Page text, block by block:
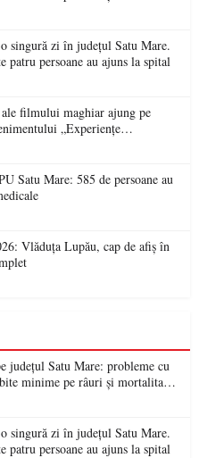
singură zi în județul Satu Mare.
patru persoane au ajuns la spital
ale filmului maghiar ajung pe
„Experiențe
Satu Mare: 585 de persoane au
Vlăduța Lupău, cap de afiș în
județul Satu Mare: probleme cu
minime pe râuri și mortalitate
singură zi în județul Satu Mare.
patru persoane au ajuns la spital